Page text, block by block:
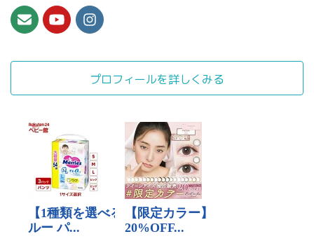
プロフィールを詳しくみる